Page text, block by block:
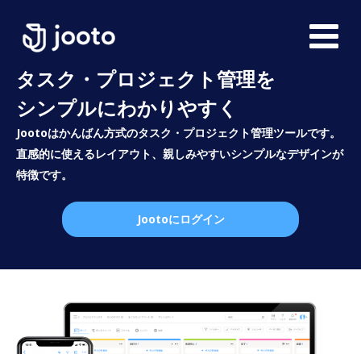
タスク・プロジェクト管理を
シンプルにわかりやすく
Jootoはかんばん方式のタスク・プロジェクト管理ツールです。
直感的に使えるレイアウト、親しみやすいシンプルなデザインが
特徴です。
Jootoにログイン